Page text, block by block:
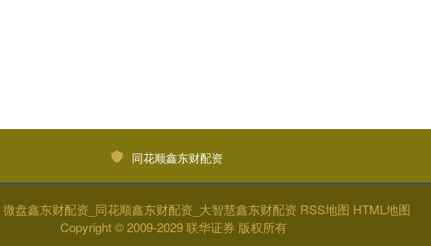
同花顺鑫东财配资
微盘鑫东财配资_同花顺鑫东财配资_大智慧鑫东财配资 RSS地图 HTML地图
Copyright© 2009-2029联华证券 版权所有